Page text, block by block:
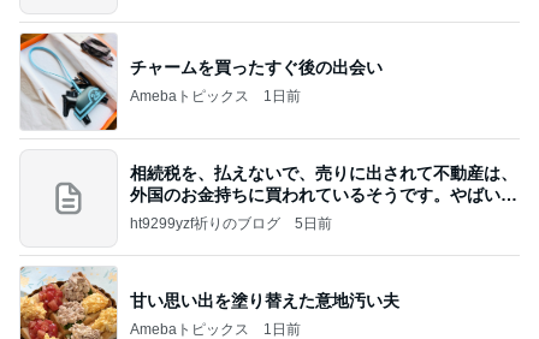
チャームを買ったすぐ後の出会い
Amebaトピックス 1日前
相続税を、払えないで、売りに出されて不動産は、
外国のお金持ちに買われているそうです。やばいで
すよ
ht9299yzf祈りのブログ 5日前
甘い思い出を塗り替えた意地汚い夫
Amebaトピックス 1日前